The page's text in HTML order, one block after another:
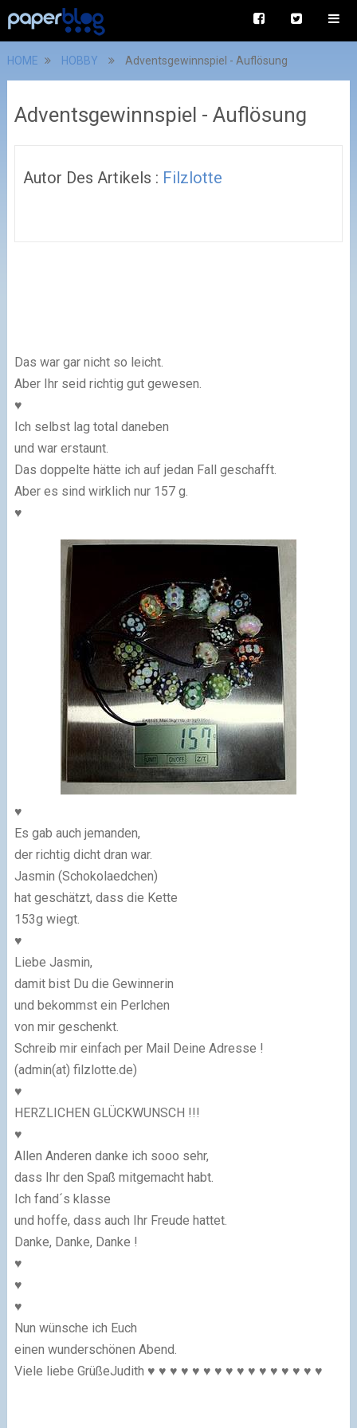
HOME HOBBY Adventsgewinnspiel - Auflösung
Adventsgewinnspiel - Auflösung
Autor Des Artikels : Filzlotte
Das war gar nicht so leicht.
Aber Ihr seid richtig gut gewesen.
♥
Ich selbst lag total daneben
und war erstaunt.
Das doppelte hätte ich auf jedan Fall geschafft.
Aber es sind wirklich nur 157 g.
♥
♥
Es gab auch jemanden,
der richtig dicht dran war.
Jasmin (Schokolaedchen)
hat geschätzt, dass die Kette
153g wiegt.
♥
Liebe Jasmin,
damit bist Du die Gewinnerin
und bekommst ein Perlchen
von mir geschenkt.
Schreib mir einfach per Mail Deine Adresse !
(admin(at) filzlotte.de)
♥
HERZLICHEN GLÜCKWUNSCH !!!
♥
Allen Anderen danke ich sooo sehr,
dass Ihr den Spaß mitgemacht habt.
Ich fand´s klasse
und hoffe, dass auch Ihr Freude hattet.
Danke, Danke, Danke !
♥
♥
♥
Nun wünsche ich Euch
einen wunderschönen Abend.
Viele liebe GrüßeJudith ♥ ♥ ♥ ♥ ♥ ♥ ♥ ♥ ♥ ♥ ♥ ♥ ♥ ♥ ♥ ♥